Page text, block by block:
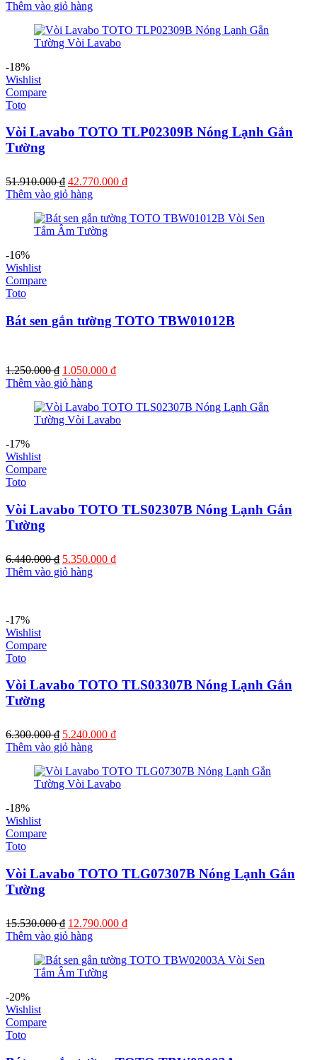
gốc
6.440.000 ₫.là:
5.350.000 ₫.
Thêm vào giỏ hàng
-18%
Wishlist
Compare
Toto
Vòi Lavabo TOTO TLP02309B Nóng Lạnh Gắn
Tường
51.910.000₫ Giá
gốc
51.910.000 ₫.
42.770.000 ₫Giá
là:
Thêm vào giỏ hàng
-16%
Wishlist
Compare
Toto
Bát sen gắn tường TOTO TBW01012B
1.250.000₫ Giá
gốc
1.250.000 ₫.
1.050.000 ₫Giá
là:
1.050.000 ₫.
Thêm vào giỏ hàng
-17%
Wishlist
Compare
Toto
Vòi Lavabo TOTO TLS02307B Nóng Lạnh Gắn
Tường
6.440.000₫ Giá
gốc
5.350.000 ₫Giá
Thêm vào giỏ hàng
-17%
Wishlist
Compare
Toto
Vòi Lavabo TOTO TLS03307B Nóng Lạnh Gắn
Tường
6.300.000₫ Giá
gốc
6.300.000 ₫.
5.240.000 ₫Giá
là:
5.240.000 ₫.
Thêm vào giỏ hàng
-18%
Wishlist
Compare
Toto
Vòi Lavabo TOTO TLG07307B Nóng Lạnh Gắn
Tường
15.530.000₫ Giá
gốc
15.530.000 ₫.
12.790.000 ₫Giá
là:
Thêm vào giỏ hàng
-20%
Wishlist
Compare
Toto